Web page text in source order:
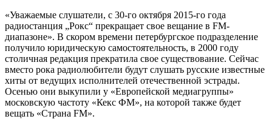
«Уважаемые слушатели, с 30-го октября 2015-го года
радиостанция „Рокс“ прекращает свое вещание в FM-
диапазоне». В скором времени петербургское подразделение
получило юридическую самостоятельность, в 2000 году
столичная редакция прекратила свое существование. Сейчас
вместо рока радиолюбители будут слушать русские известные
хиты от ведущих исполнителей отечественной эстрады.
Осенью они выкупили у «Европейской медиагруппы»
московскую частоту «Кекс ФМ», на которой также будет
вещать «Страна FM».